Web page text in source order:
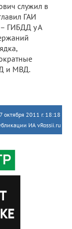
служил в
ГАИ
ГИБДД у А
и МВД.
октября 2011 г. 18:18
ИА vRossii.ru